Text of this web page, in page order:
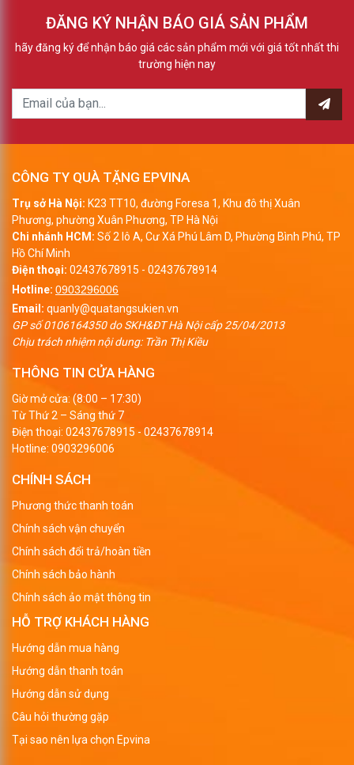
ĐĂNG KÝ NHẬN BÁO GIÁ SẢN PHẨM
hãy đăng ký để nhận báo giá các sản phẩm mới với giá tốt nhất thi
trường hiện nay
CÔNG TY QUÀ TẶNG EPVINA
Trụ sở Hà Nội: K23 TT10, đường Foresa 1, Khu đô thị Xuân
Phương, phường Xuân Phương, TP Hà Nội
Chi nhánh HCM: Số 2 lô A, Cư Xá Phú Lâm D, Phường Bình Phú, TP
Hồ Chí Minh
Điện thoại: 02437678915 - 02437678914
Hotline: 0903296006
Email: quanly@quatangsukien.vn
GP số 0106164350 do SKH&ĐT Hà Nội cấp 25/04/2013
Chịu trách nhiệm nội dung: Trần Thị Kiều
THÔNG TIN CỬA HÀNG
Giờ mở cửa: (8:00 – 17:30)
Từ Thứ 2 – Sáng thứ 7
Điện thoại: 02437678915 - 02437678914
Hotline: 0903296006
CHÍNH SÁCH
Phương thức thanh toán
Chính sách vận chuyển
Chính sách đổi trả/hoàn tiền
Chính sách bảo hành
Chính sách ảo mật thông tin
HỖ TRỢ KHÁCH HÀNG
Hướng dẫn mua hàng
Hướng dẫn thanh toán
Hướng dẫn sử dụng
Câu hỏi thường gặp
Tại sao nên lựa chọn Epvina